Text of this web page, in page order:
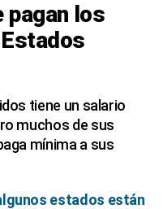
pagan los
tiene un salario
muchos de sus
mínima a sus
estados están